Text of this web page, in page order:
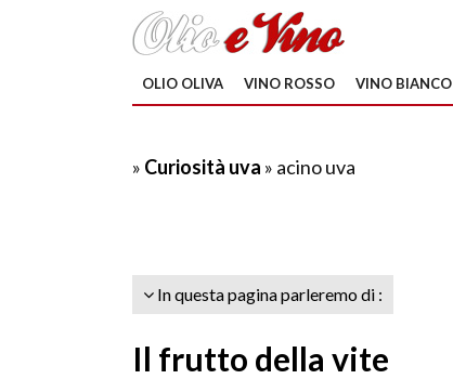
OLIO OLIVA VINO ROSSO VINO BIANCO
» Curiosità uva » acino uva
In questa pagina parleremo di :
Il frutto della vite